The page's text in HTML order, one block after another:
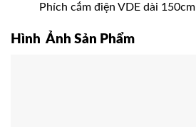
Phích cắm điện VDE dài 150cm
Hình Ảnh Sản Phẩm